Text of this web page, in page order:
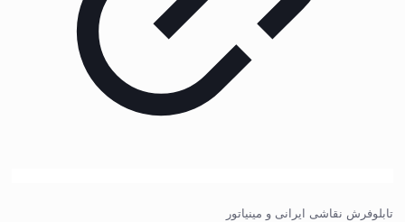
تابلوفرش نقاشی ایرانی و مینیاتور